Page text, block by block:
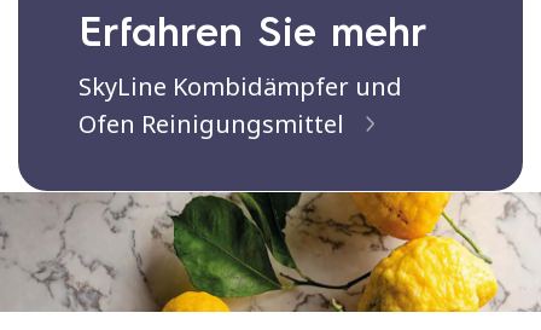
Erfahren Sie mehr
SkyLine Kombidämpfer und
Ofen Reinigungsmittel